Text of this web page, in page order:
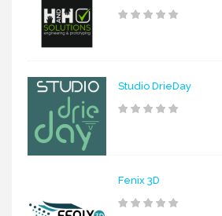
Studio DrieDay
Fenix 3D